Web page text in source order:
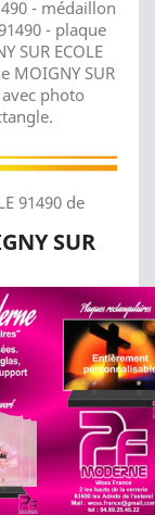
- médaillon
- plaque
SUR ECOLE
MOIGNY SUR
photo
91490 de
SUR